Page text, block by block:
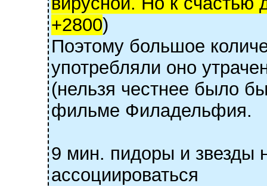
+2800)
Поэтому большое
употребляли оно
(нельзя честнее было
фильме Филадельфия.
9 мин. пидоры и звезды
ассоциироваться